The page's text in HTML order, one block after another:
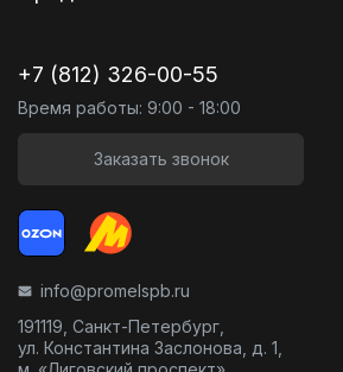
+7 (812) 326-00-55
Время работы: 9:00 - 18:00
Заказать звонок
info@promelspb.ru
191119, Санкт-Петербург,
ул. Константина Заслонова, д. 1,